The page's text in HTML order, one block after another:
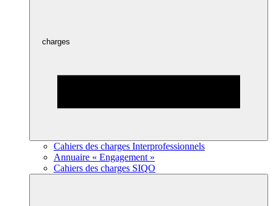
charges
Cahiers des charges Interprofessionnels
Annuaire « Engagement »
Cahiers des charges SIQO